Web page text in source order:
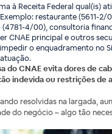
à Receita Federal qual(is)
restaurante (5611-2/
4/00), consultoria
CNAE principal e outros
o enquadramento no
do CNAE evita dores de
indevida ou restrições de
resolvidas na largada,
do negócio – algo tão